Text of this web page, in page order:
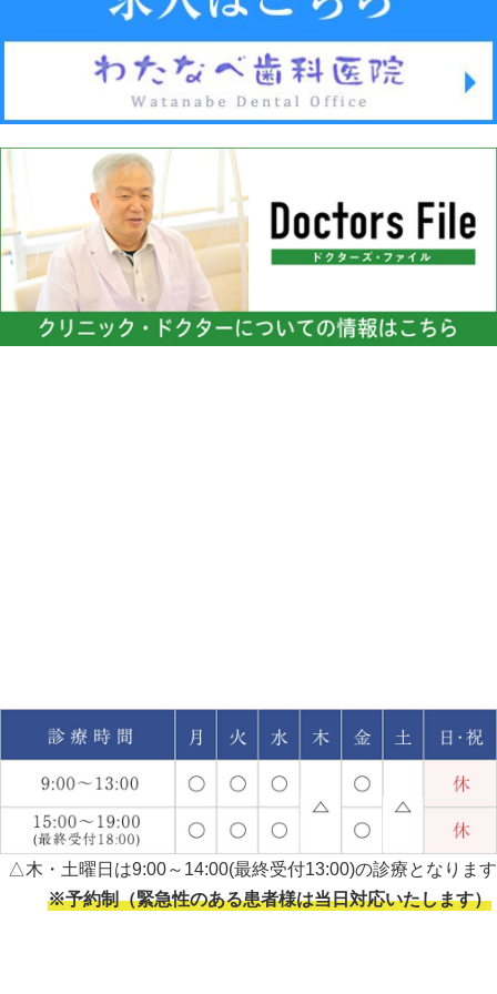
△木・土曜日は9:00～14:00(最終受付13:00)の診療となります
※予約制（緊急性のある患者様は当日対応いたします）